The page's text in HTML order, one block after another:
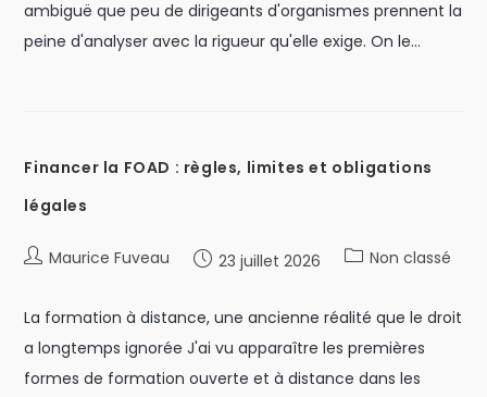
ambiguë que peu de dirigeants d'organismes prennent la
peine d'analyser avec la rigueur qu'elle exige. On le…
Financer la FOAD : règles, limites et obligations
légales
Maurice Fuveau 23 juillet 2026 Non classé
La formation à distance, une ancienne réalité que le droit
a longtemps ignorée J'ai vu apparaître les premières
formes de formation ouverte et à distance dans les